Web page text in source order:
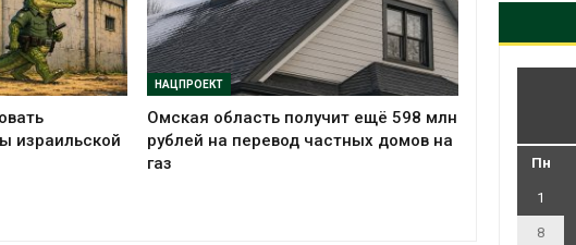
израильской
НАЦПРОЕКТ
Омская область получит ещё 598 млн
рублей на перевод частных домов на
газ
Пн
1
8